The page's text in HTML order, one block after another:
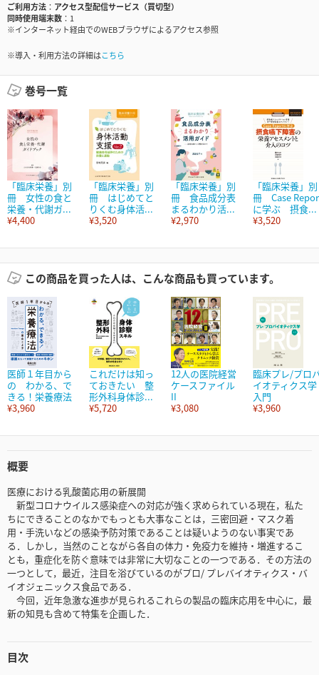
ご利用方法
アクセス型配信サービス（買切型）
同時使用端末数
1
※インターネット経由でのWEBブラウザによるアクセス参照
※導入・利用方法の詳細はこちら
巻号一覧
「臨床栄養」別
冊 女性の食と
栄養・代謝ガ...
¥4,400
「臨床栄養」別
冊 はじめてと
りくむ身体活...
¥3,520
「臨床栄養」別
冊 食品成分表
まるわかり活...
¥2,970
「臨床栄養」別
冊 Case
に学ぶ 摂食...
¥3,520
この商品を買った人は、こんな商品も買っています。
医師１年目から
の わかる、で
きる！栄養療法
¥3,960
これだけは知っ
ておきたい 整
形外科身体診...
¥5,720
12人の医院経営
ケースファイル
II
¥3,080
臨床プレ/プロ
イオティクス学
入門
¥3,960
概要
医療における乳酸菌応用の新展開
新型コロナウイルス感染症への対応が強く求められている現在，私た
ちにできることのなかでもっとも大事なことは，三密回避・マスク着
用・手洗いなどの感染予防対策であることは疑いようのない事実であ
る．しかし，当然のことながら各自の体力・免疫力を維持・増進するこ
とも，重症化を防ぐ意味では非常に大切なことの一つである．その方法の
一つとして，最近，注目を浴びているのがプロ/ プレバイオティクス・バ
イオジェニックス食品である．
今回，近年急激な進歩が見られるこれらの製品の臨床応用を中心に，最
新の知見も含めて特集を企画した．
目次